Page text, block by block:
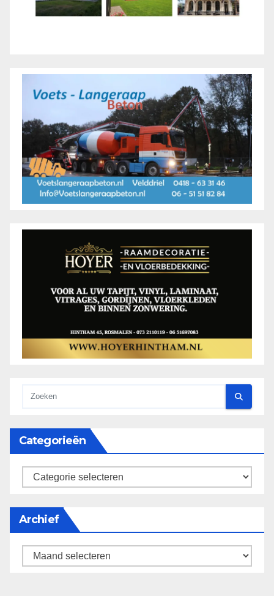
Categorieën
categorieën
Archief
Archief